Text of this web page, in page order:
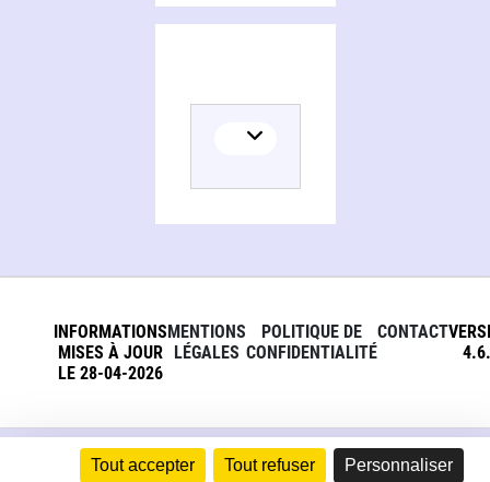
Tout accepter Tout refuser Personnaliser
INFORMATIONS
MISES À JOUR
LE 28-04-2026
MENTIONS
LÉGALES
POLITIQUE DE
CONFIDENTIALITÉ
CONTACT